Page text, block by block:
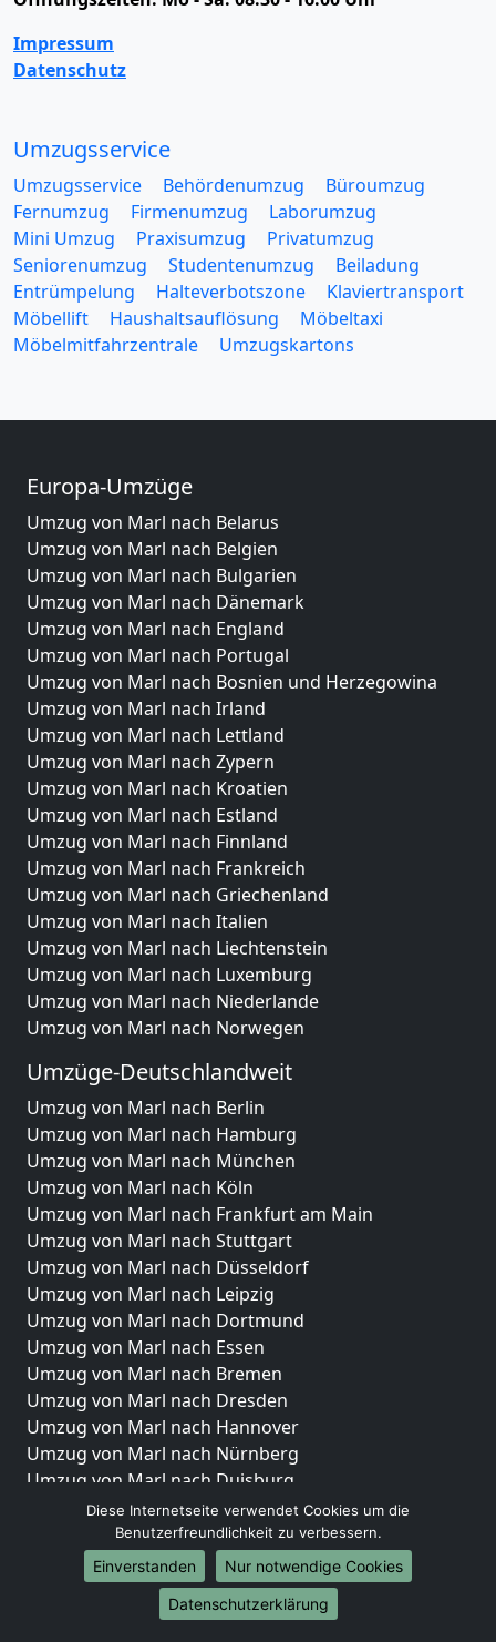
Impressum
Datenschutz
Umzugsservice
Umzugsservice Behördenumzug
Büroumzug
Fernumzug
Firmenumzug
Laborumzug
Mini Umzug
Praxisumzug
Privatumzug
Seniorenumzug
Studentenumzug
Beiladung
Entrümpelung
Halteverbotszone
Klaviertransport
Möbellift
Haushaltsauflösung
Möbeltaxi
Möbelmitfahrzentrale
Umzugskartons
Europa-Umzüge
Umzug von Marl nach Belarus
Umzug von Marl nach Belgien
Umzug von Marl nach Bulgarien
Umzug von Marl nach Dänemark
Umzug von Marl nach England
Umzug von Marl nach Portugal
Umzug von Marl nach Bosnien und Herzegowina
Umzug von Marl nach Irland
Umzug von Marl nach Lettland
Umzug von Marl nach Zypern
Umzug von Marl nach Kroatien
Umzug von Marl nach Estland
Umzug von Marl nach Finnland
Umzug von Marl nach Frankreich
Umzug von Marl nach Griechenland
Umzug von Marl nach Italien
Umzug von Marl nach Liechtenstein
Umzug von Marl nach Luxemburg
Umzug von Marl nach Niederlande
Umzug von Marl nach Norwegen
Umzüge-Deutschlandweit
Umzug von Marl nach Berlin
Umzug von Marl nach Hamburg
Umzug von Marl nach München
Umzug von Marl nach Köln
Umzug von Marl nach Frankfurt am Main
Umzug von Marl nach Stuttgart
Umzug von Marl nach Düsseldorf
Umzug von Marl nach Leipzig
Umzug von Marl nach Dortmund
Umzug von Marl nach Essen
Umzug von Marl nach Bremen
Umzug von Marl nach Dresden
Umzug von Marl nach Hannover
Umzug von Marl nach Nürnberg
Umzug von Marl nach Duisburg
Umzug von Marl nach Bochum
Umzug von Marl nach Wuppertal
Umzug von Marl nach Bielefeld
Umzug von Marl nach Bonn
Umzug von Marl nach Münster
Diese Internetseite verwendet Cookies um die
Benutzerfreundlichkeit zu verbessern.
Einverstanden
Nur notwendige Cookies
Datenschutzerklärung